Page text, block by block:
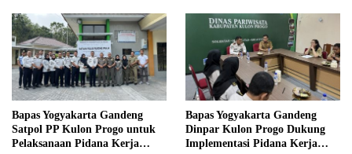
Bapas Yogyakarta Gandeng
Satpol PP Kulon Progo untuk
Pelaksanaan Pidana Kerja
Bapas Yogyakarta Gandeng
Dinpar Kulon Progo Dukung
Implementasi Pidana Kerja